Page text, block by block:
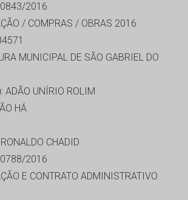
2016
/ COMPRAS / OBRAS 2016
MUNICIPAL DE SÃO GABRIEL DO
ADÃO UNÍRIO ROLIM
HÁ
CHADID
2016
E CONTRATO ADMINISTRATIVO